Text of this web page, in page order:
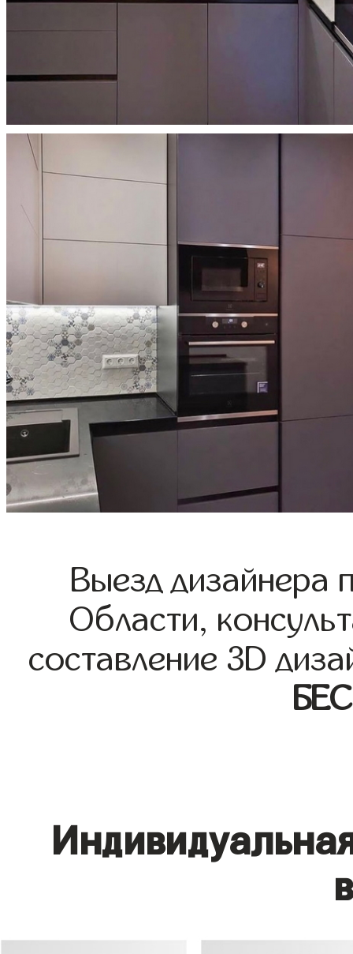
Выезд дизайнера
Области,
составление 3D